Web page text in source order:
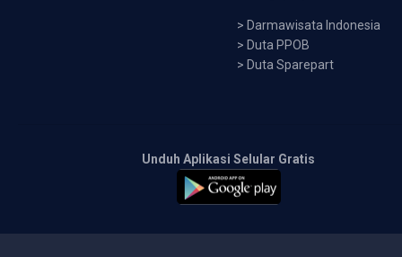
> Darmawisata Indonesia
> Duta PPOB
> Duta Sparepart
Unduh Aplikasi Selular Gratis